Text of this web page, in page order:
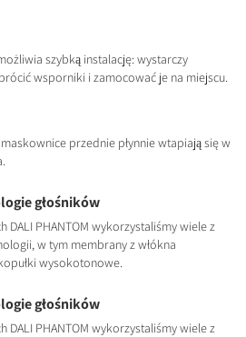
szybką instalację: wystarczy
wsporniki i zamocować je na miejscu.
przednie płynnie wtapiają się w
głośników
DALI PHANTOM wykorzystaliśmy wiele z
w tym membrany z włókna
wysokotonowe.
głośników
DALI PHANTOM wykorzystaliśmy wiele z